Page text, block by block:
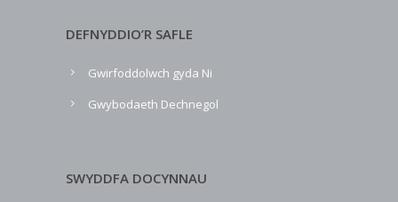
DEFNYDDIO’R SAFLE
Gwirfoddolwch gyda Ni
Gwybodaeth Dechnegol
SWYDDFA DOCYNNAU